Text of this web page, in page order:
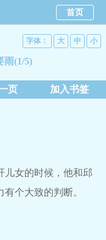
首页
字体： 大 中 小
雨(1/5)
页 加入书签
女的时候，他和邱
个大致的判断。